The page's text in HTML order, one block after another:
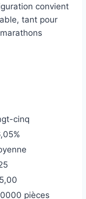
convient
tant pour
cinq
pièces